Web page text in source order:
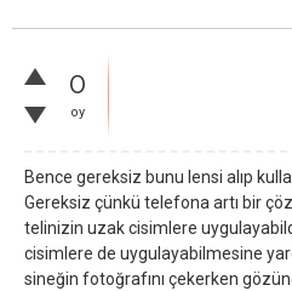
0
oy
Bence gereksiz bunu lensi alıp
Gereksiz çünkü telefona artı bir
telinizin uzak cisimlere
cisimlere de uygulayabilmesine
sineğin fotoğrafını çekerken